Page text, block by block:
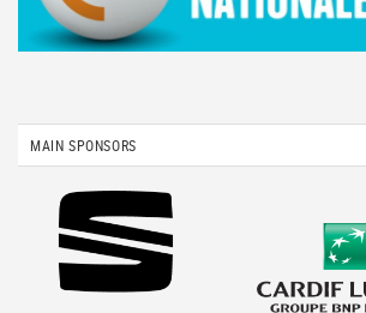
MAIN SPONSORS